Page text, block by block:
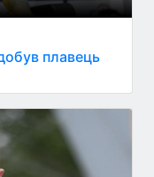
плавець